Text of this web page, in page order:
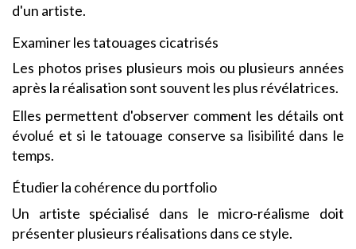
d'un artiste.
Examiner les tatouages cicatrisés
Les photos prises plusieurs mois ou plusieurs années
après la réalisation sont souvent les plus révélatrices.
Elles permettent d'observer comment les détails ont
évolué et si le tatouage conserve sa lisibilité dans le
temps.
Étudier la cohérence du portfolio
Un artiste spécialisé dans le micro-réalisme doit
présenter plusieurs réalisations dans ce style.